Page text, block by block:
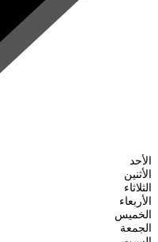
الأحد
الأثنين
الثلاثاء
الأربعاء
الخميس
الجمعة